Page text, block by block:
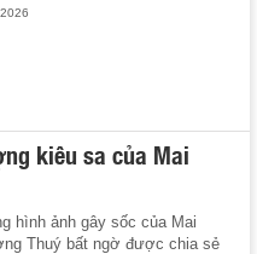
kiêu sa của Mai
hình ảnh gây sốc của Mai
Thuý bất ngờ được chia sẻ